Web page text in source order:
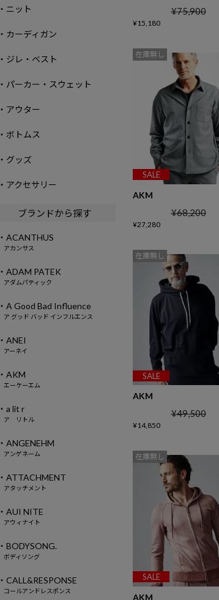
¥75,900
¥15,180
SALE
AKM
¥68,200
¥27,280
在庫無し
SALE
AKM
¥49,500
¥14,850
在庫無し
SALE
AKM
在庫無し
・ニット
・カーディガン
・ジレ・ベスト
・パーカー・スウェット
・アウター
・ボトムス
・グッズ
・アクセサリー
ブランドから探す
・ACANTHUS
アカンサス
・ADAM PATEK
アダムパティック
・A Good Bad Influence
ア グッド バッド インフルエンス
・ANEI
アーネイ
・AKM
エーケーエム
・a lit r
ア リトル
・ANGENEHM
アンゲネーム
・ATTACHMENT
アタッチメント
・AUI NITE
アウィナイト
・BODYSONG.
ボディソング
・CALL&RESPONSE
コールアンドレスポンス